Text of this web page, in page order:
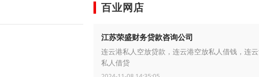
百业网店
江苏荣盛财务贷款咨询公司
连云港私人空放贷款，连云港空放私人借钱，连
私人借贷